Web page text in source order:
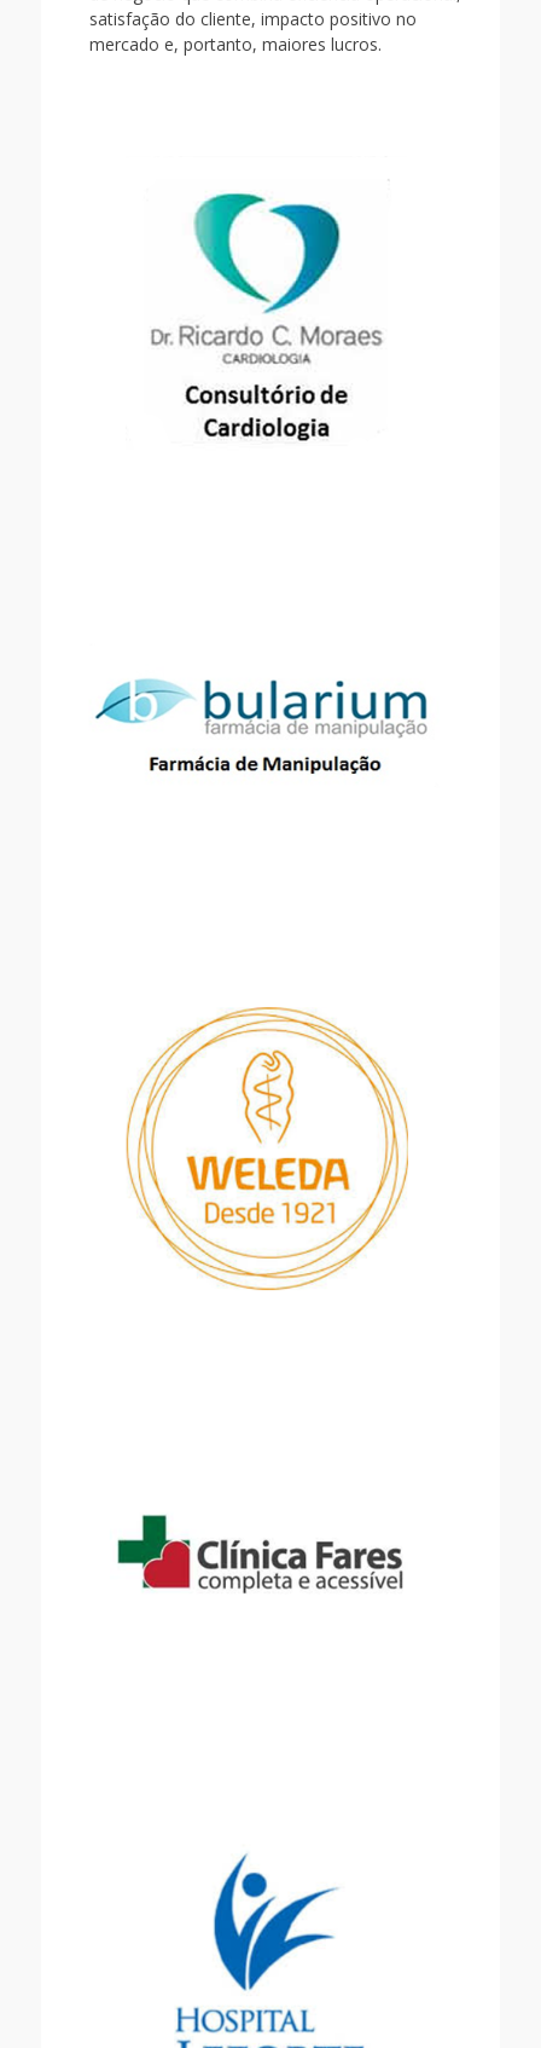
satisfação do cliente, impacto positivo no
mercado e, portanto, maiores lucros.